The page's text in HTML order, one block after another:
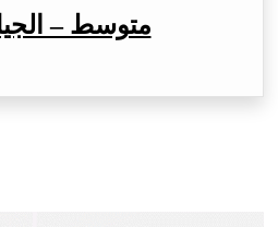
متوسط –